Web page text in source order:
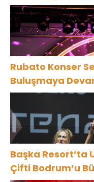
Rubato Konser
Buluşmaya
Başka Resort’ta
Çifti Bodrum’u